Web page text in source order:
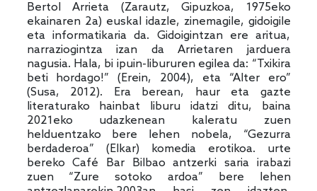
Bertol Arrieta (Zarautz, Gipuzkoa, 1975eko
ekainaren 2a) euskal idazle, zinemagile, gidoigile
eta informatikaria da. Gidoigintzan ere aritua,
narraziogintza izan da Arrietaren jarduera
nagusia. Hala, bi ipuin-libururen egilea da: “Txikira
beti hordago!” (Erein, 2004), eta “Alter ero”
(Susa, 2012). Era berean, haur eta gazte
literaturako hainbat liburu idatzi ditu, baina
2021eko udazkenean kaleratu zuen
helduentzako bere lehen nobela, “Gezurra
berdaderoa” (Elkar) komedia erotikoa. urte
bereko Café Bar Bilbao antzerki saria irabazi
zuen “Zure sotoko ardoa” bere lehen